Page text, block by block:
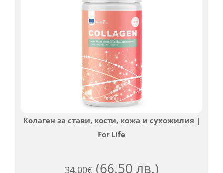
Колаген за стави, кости, кожа и сухожилия |
For Life
34.00€ (66.50 лв.)